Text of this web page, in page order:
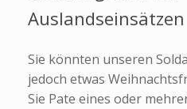
Sie könnten unseren
jedoch etwas
Sie Pate eines oder